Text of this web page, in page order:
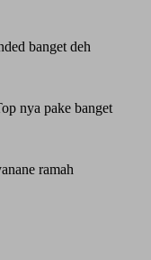
banget deh
nya pake banget
ramah